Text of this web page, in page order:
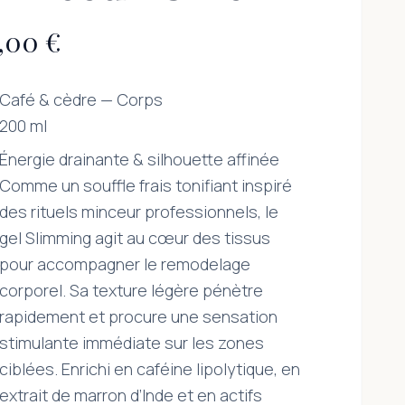
€
Café & cèdre — Corps
200 ml
Énergie drainante & silhouette affinée
Comme un souffle frais tonifiant inspiré
des rituels minceur professionnels, le
gel Slimming agit au cœur des tissus
pour accompagner le remodelage
corporel. Sa texture légère pénètre
rapidement et procure une sensation
stimulante immédiate sur les zones
ciblées. Enrichi en caféine lipolytique, en
extrait de marron d’Inde et en actifs